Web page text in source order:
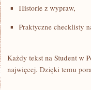
Historie z wypraw,
Praktyczne checklisty
Każdy tekst na Student w
najwięcej. Dzięki temu